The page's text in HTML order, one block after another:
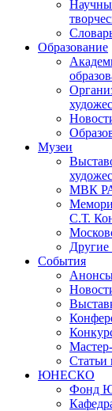
Образование
Музеи
МВК
С.Т.
Другие
События
Статьи
ЮНЕСКО
Фонд